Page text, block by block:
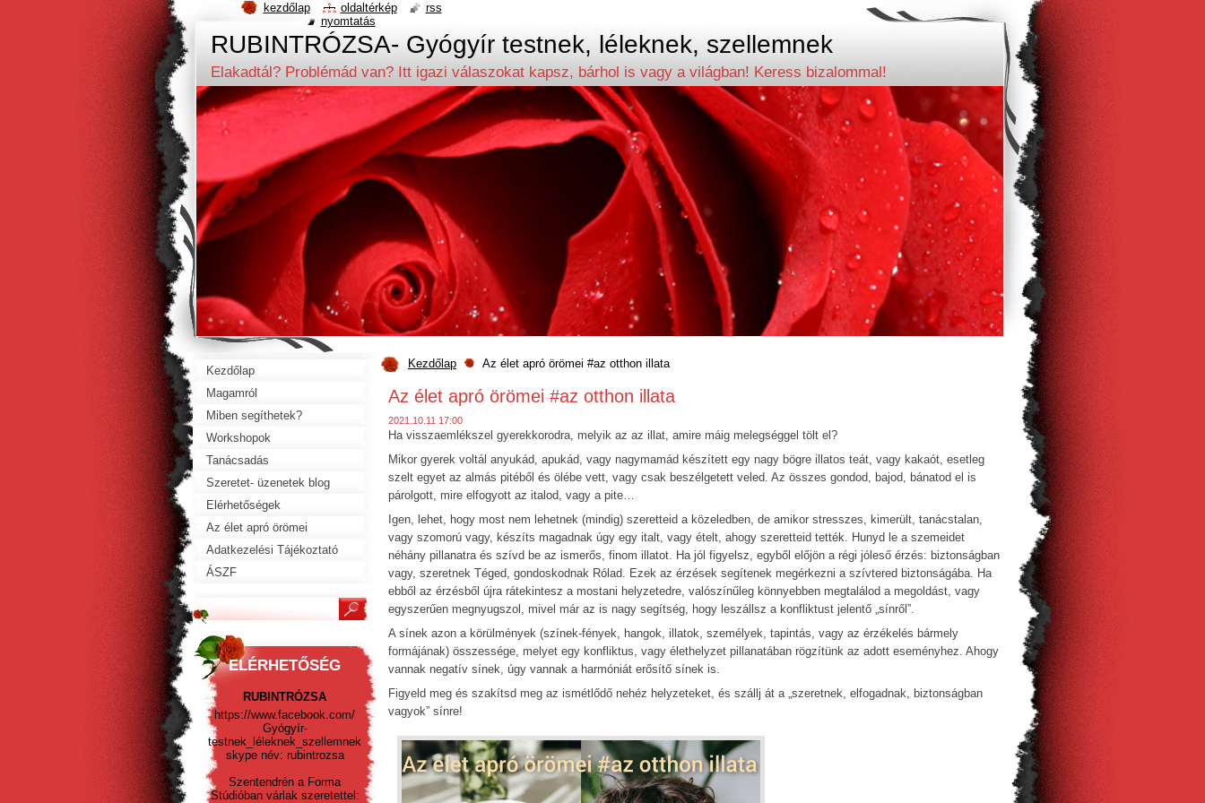
RUBINTRÓZSA- Gyógyír testnek, léleknek, szellemnek
Elakadtál? Problémád van? Itt igazi válaszokat kapsz, bárhol is vagy a világban! Keress bizalommal!
Kezdőlap Az élet apró örömei #az otthon illata
Az élet apró örömei #az otthon illata
2021.10.11 17:00
Ha visszaemlékszel gyerekkorodra, melyik az az illat, amire máig melegséggel tölt el?
Mikor gyerek voltál anyukád, apukád, vagy nagymamád készített egy nagy bögre illatos teát, vagy kakaót, esetleg
szelt egyet az almás pitéből és ölébe vett, vagy csak beszélgetett veled. Az összes gondod, bajod, bánatod el is
párolgott, mire elfogyott az italod, vagy a pite…
Igen, lehet, hogy most nem lehetnek (mindig) szeretteid a közeledben, de amikor stresszes, kimerült, tanácstalan,
vagy szomorú vagy, készíts magadnak úgy egy italt, vagy ételt, ahogy szeretteid tették. Hunyd le a szemeidet
néhány pillanatra és szívd be az ismerős, finom illatot. Ha jól figyelsz, egyből előjön a régi jóleső érzés: biztonságban
vagy, szeretnek Téged, gondoskodnak Rólad. Ezek az érzések segítenek megérkezni a szívtered biztonságába. Ha
ebből az érzésből újra rátekintesz a mostani helyzetedre, valószínűleg könnyebben megtalálod a megoldást, vagy
egyszerűen megnyugszol, mivel már az is nagy segítség, hogy leszállsz a konfliktust jelentő „sínről”.
A sínek azon a körülmények (színek-fények, hangok, illatok, személyek, tapintás, vagy az érzékelés bármely
formájának) összessége, melyet egy konfliktus, vagy élethelyzet pillanatában rögzítünk az adott eseményhez. Ahogy
vannak negatív sínek, úgy vannak a harmóniát erősítő sínek is.
Figyeld meg és szakítsd meg az ismétlődő nehéz helyzeteket, és szállj át a „szeretnek, elfogadnak, biztonságban
vagyok” sínre!
Kezdőlap
Magamról
Miben segíthetek?
Workshopok
Tanácsadás
Szeretet- üzenetek blog
Elérhetőségek
Az élet apró örömei
Adatkezelési Tájékoztató
ÁSZF
ELÉRHETŐSÉG
RUBINTRÓZSA
https://www.facebook.com/
Gyógyír-
testnek_léleknek_szellemnek
skype név: rubintrozsa
Szentendrén a Forma
Stúdióban várlak szeretettel:
kezdőlap oldaltérkép
rss
nyomtatás